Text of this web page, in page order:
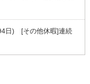
日) [その他休暇]連続